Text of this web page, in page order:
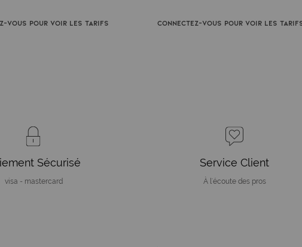
vous pour voir les tarifs Connectez-vous pour voir les
Sécurisé
visa - mastercard
Service Client
À l'écoute des pros